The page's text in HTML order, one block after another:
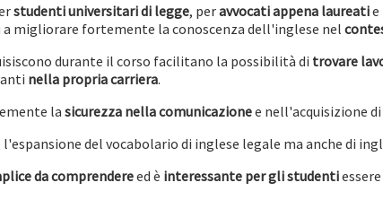
studenti universitari di legge, peravvocati appena laureatie
migliorare fortemente la conoscenza dell'inglese nel
durante il corso facilitano la possibilità di trovare
nella propria carriera.
la sicurezza nella comunicazionee nell'acquisizione di
del vocabolario di inglese legale ma anche di
da comprendereed è interessante per gli studenti